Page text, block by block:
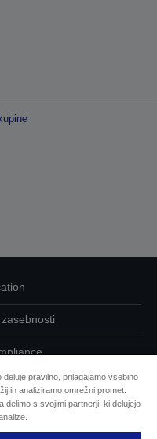
podatkov
pravilno, prilagajamo vsebino
in analiziramo omrežni promet.
delimo s svojimi partnerji, ki delujejo